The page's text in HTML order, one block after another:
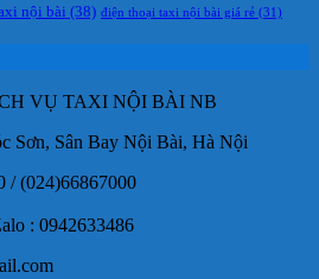
nội bài (38) điện thoại taxi nội bài giá rẻ (31)
VỤ TAXI NỘI BÀI NB
Sơn, Sân Bay Nội Bài, Hà Nội
/ (024)66867000
: 0942633486